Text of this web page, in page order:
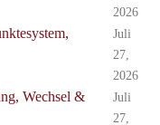
2026
Juli
27,
2026
Wechsel &
Juli
27,